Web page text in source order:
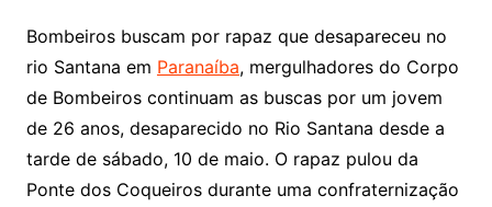
Bombeiros buscam por rapaz que desapareceu no
rio Santana em Paranaíba, mergulhadores do Corpo
de Bombeiros continuam as buscas por um jovem
de 26 anos, desaparecido no Rio Santana desde a
tarde de sábado, 10 de maio. O rapaz pulou da
Ponte dos Coqueiros durante uma confraternização